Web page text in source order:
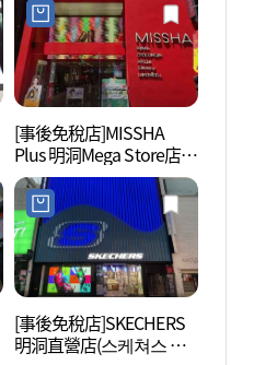
[事後免稅店]MISSHA
Plus 明洞Mega Store店
(미샤플러스 명동메가스
토어점)
[事後免稅店]SKECHERS
明洞直營店(스케쳐스 명